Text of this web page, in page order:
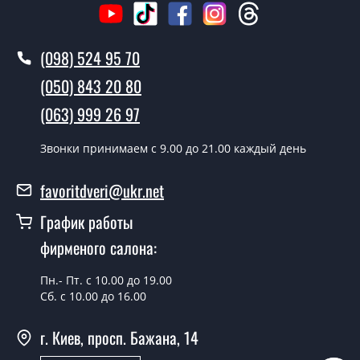
Вызов замерщика-консультанта стоит 500 грн.
Да производим. Монтаж дверных полотен
производится согласно очереди, во все дни кроме
Сколько стоит установка дверей
сатин бронза - от 1800 грн.
Можно на сегодня вызвать
замерщика?
У вас есть в наличии готовые
(098) 524 95 70
(050) 843 20 80
(063) 999 26 97
Звонки принимаем c 9.00 до 21.00 каждый день
favoritdveri@ukr.net
График работы
фирменого салона:
Пн.- Пт. с 10.00 до 19.00
Сб. с 10.00 до 16.00
г. Киев, просп. Бажана, 14